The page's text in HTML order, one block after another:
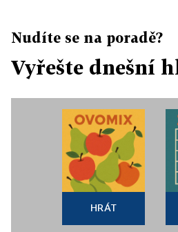
Nudíte se na poradě?
Vyřešte dnešní
HRÁT